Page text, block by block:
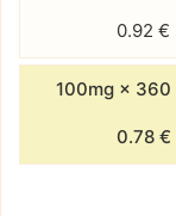
0.92 €
100mg × 360
0.78 €